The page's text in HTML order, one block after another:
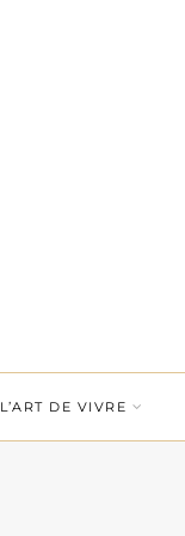
L’ART DE VIVRE